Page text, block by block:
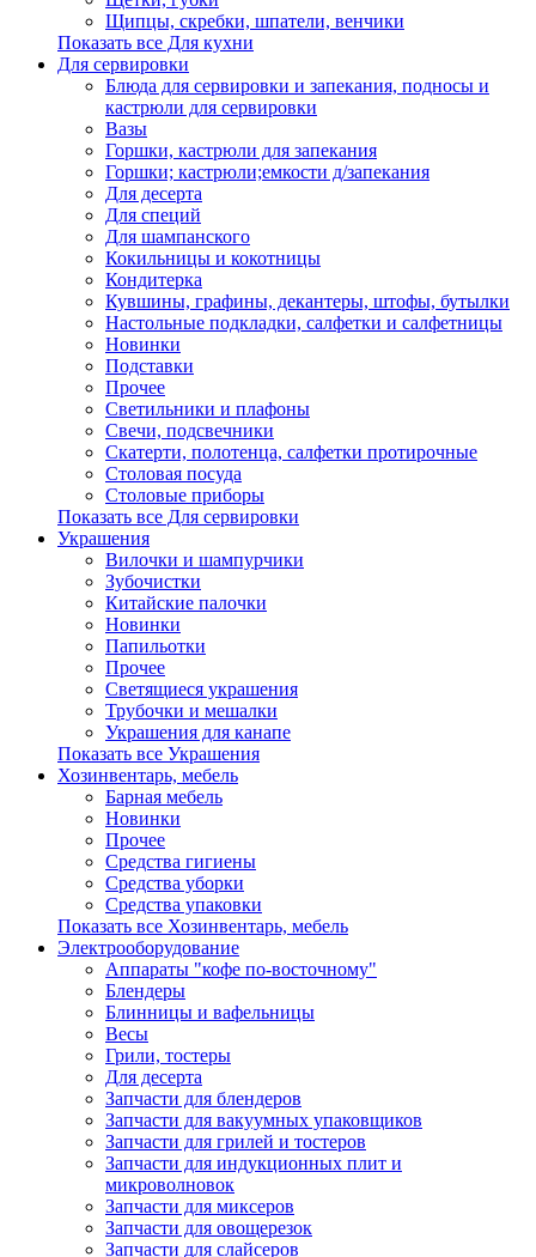
Щипцы, скребки, шпатели, венчики
Показать все Для кухни
Для сервировки
Блюда для сервировки и запекания, подносы и
кастрюли для сервировки
Вазы
Горшки, кастрюли для запекания
Горшки; кастрюли;емкости д/запекания
Для десерта
Для специй
Для шампанского
Кокильницы и кокотницы
Кондитерка
Кувшины, графины, декантеры, штофы, бутылки
Настольные подкладки, салфетки и салфетницы
Новинки
Подставки
Прочее
Светильники и плафоны
Свечи, подсвечники
Скатерти, полотенца, салфетки протирочные
Столовая посуда
Столовые приборы
Показать все Для сервировки
Украшения
Вилочки и шампурчики
Зубочистки
Китайские палочки
Новинки
Папильотки
Прочее
Светящиеся украшения
Трубочки и мешалки
Украшения для канапе
Показать все Украшения
Хозинвентарь, мебель
Барная мебель
Новинки
Прочее
Средства гигиены
Средства уборки
Средства упаковки
Показать все Хозинвентарь, мебель
Электрооборудование
Аппараты "кофе по-восточному"
Блендеры
Блинницы и вафельницы
Весы
Грили, тостеры
Для десерта
Запчасти для блендеров
Запчасти для вакуумных упаковщиков
Запчасти для грилей и тостеров
Запчасти для индукционных плит и
микроволновок
Запчасти для миксеров
Запчасти для овощерезок
Запчасти для слайсеров